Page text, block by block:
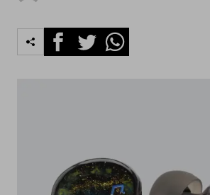
FacebookTwitterWhatsapp